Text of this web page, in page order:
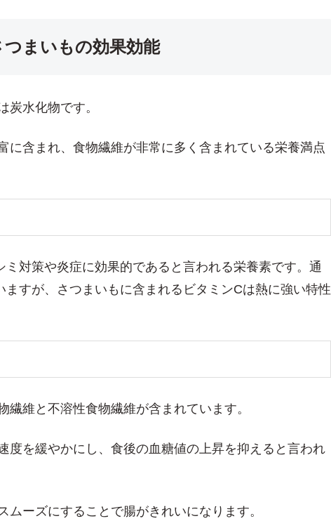
まいもの効果効能
炭水化物です。
に含まれ、食物繊維が非常に多く含まれている栄養満点
対策や炎症に効果的であると言われる栄養素です。通
すが、さつまいもに含まれるビタミンCは熱に強い特性
維と不溶性食物繊維が含まれています。
度を緩やかにし、食後の血糖値の上昇を抑えると言われ
ーズにすることで腸がきれいになります。